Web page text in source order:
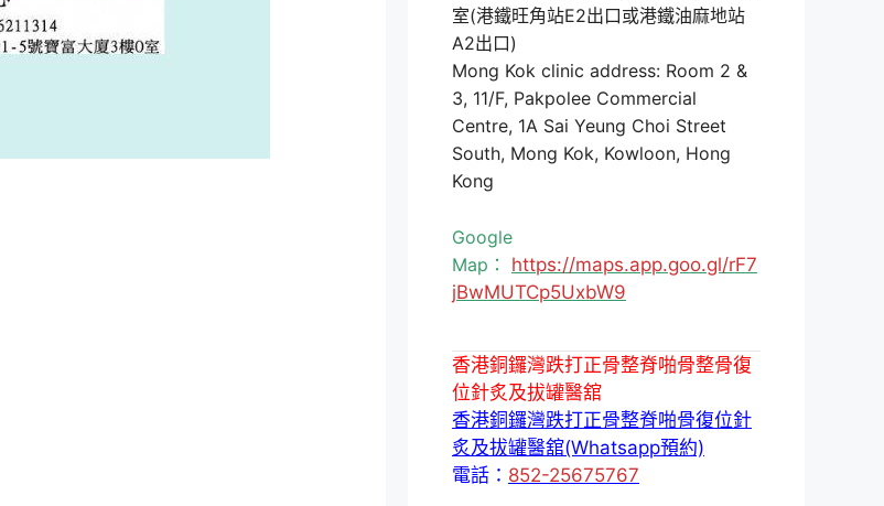
室(港鐵旺角站E2出口或港鐵油麻地站
A2出口)
Mong Kok clinic address: Room 2 &
3, 11/F, Pakpolee Commercial
Centre, 1A Sai Yeung Choi Street
South, Mong Kok, Kowloon, Hong
Kong
Google
Map： https://maps.app.goo.gl/rF7
jBwMUTCp5UxbW9
香港銅鑼灣跌打正骨整脊啪骨整骨復
位針炙及拔罐醫舘
香港銅鑼灣跌打正骨整脊啪骨復位針
炙及拔罐醫舘(Whatsapp預約)
電話： 852-25675767